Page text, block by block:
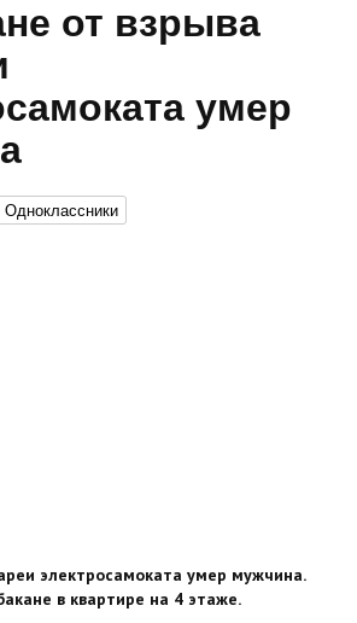
от взрыва
умер
Одноклассники
электросамоката умер мужчина.
в квартире на 4 этаже.